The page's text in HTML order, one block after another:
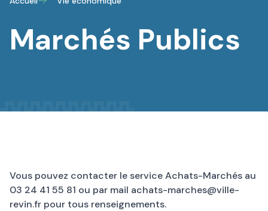
Marchés Publics
Vous pouvez contacter le service Achats-Marchés au
03 24 41 55 81 ou par mail achats-marches@ville-
revin.fr pour tous renseignements.